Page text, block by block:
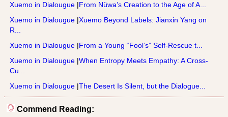
Xuemo in Dialougue |From Nüwa’s Creation to the Age of A...
Xuemo in Dialougue |Xuemo Beyond Labels: Jianxin Yang on
R...
Xuemo in Dialougue |From a Young “Fool’s” Self-Rescue t...
Xuemo in Dialougue |When Entropy Meets Empathy: A Cross-
Cu...
Xuemo in Dialougue |The Desert Is Silent, but the Dialogue...
Commend Reading: